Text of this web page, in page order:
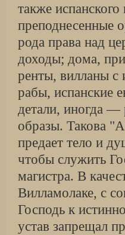
также
преподнесенные
рода права над
доходы; дома,
ренты, вилланы с
рабы, испанские
детали, иногда —
образы. Такова
предает тело и
чтобы служить
магистра. В
Вилламолаке, с
Господь к
устав запрещал